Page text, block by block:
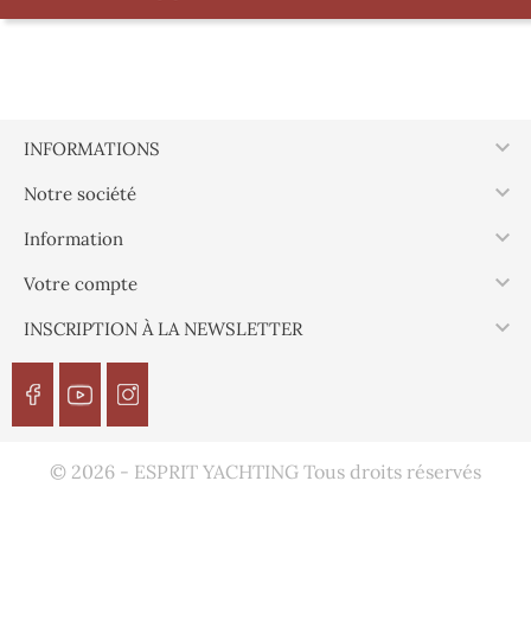
INFORMATIONS 
Notre société 
Information 
Votre compte 
INSCRIPTION À LA NEWSLETTER 
© 2026 - ESPRIT YACHTING Tous droits réservés